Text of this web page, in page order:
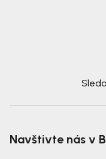
Navštivte nás v